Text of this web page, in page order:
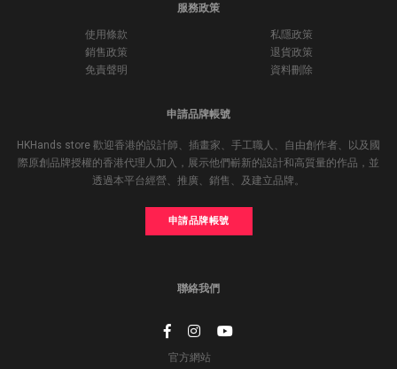
服務政策
使用條款
私隱政策
銷售政策
退貨政策
免責聲明
資料刪除
申請品牌帳號
HKHands store 歡迎香港的設計師、插畫家、手工職人、自由創作者、以及國
際原創品牌授權的香港代理人加入，展示他們嶄新的設計和高質量的作品，並
透過本平台經營、推廣、銷售、及建立品牌。
申請品牌帳號
聯絡我們
官方網站